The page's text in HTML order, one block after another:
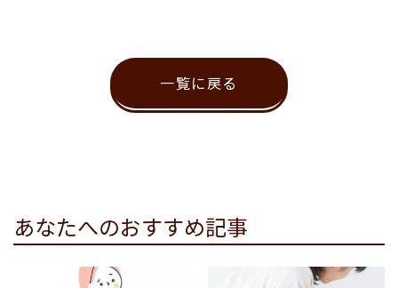
一覧に戻る
あなたへのおすすめ記事